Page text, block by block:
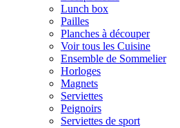
Lunch box
Pailles
Planches à découper
Voir tous les Cuisine
Ensemble de Sommelier
Horloges
Magnets
Serviettes
Peignoirs
Serviettes de sport